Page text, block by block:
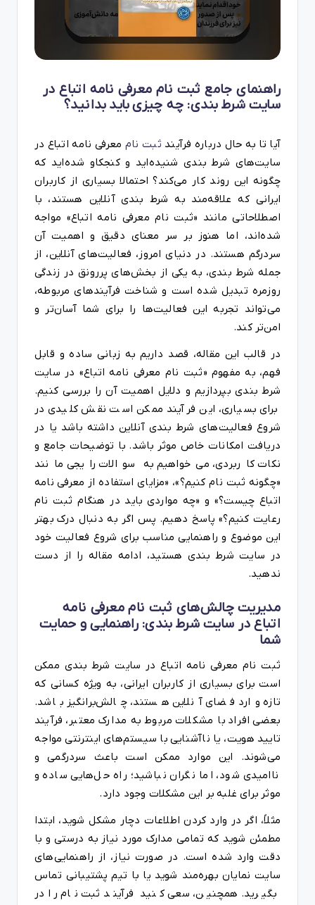
راهنمای جامع ثبت نام معرفی نامه اتباع در
سایت شرط بندی: چه چیزی باید بدانید؟
آیا تا به حال درباره فرآیند ثبت ناممعرفی نامه اتباع در
سایت‌های شرط بندی شنیده‌اید و کنجکاو شده‌اید که
چگونه این روند کار می‌کند؟ احتمالا بسیاری از کاربران
ایرانی که علاقه‌مند به شرط بندی آنلاین هستند، با
اصطلاحاتی مانند «ثبت نام معرفی نامه اتباع» مواجه
شده‌اند، اما هنوز بر سر معنای دقیق و اهمیت آن
سردرگم هستند. در دنیای امروز، فعالیت‌های آنلاین، از
جمله شرط بندی، به یکی از بخش‌های پررونق در زندگی
روزمره تبدیل شده است و شناخت فرآیندهای مربوطه،
می‌تواند تجربه این فعالیت‌ها را برای شما آسان‌تر و
امن‌تر کند.
در قالب این مقاله، قصد داریم به زبانی ساده و قابل
فهم، به مفهوم «ثبت نام معرفی نامه اتباع» در سایت
شرط بندی بپردازیم و دلایل اهمیت آن را بررسی کنیم.
برای بسیاری، این فرآیند ممکن است نقش کلیدی در
شروع فعالیت‌های شرط بندی آنلاین داشته باشد یا در
دریافت امکانات خاص موثر باشد. با توضیحات جامع و
نکات کاربردی، می‌خواهیم به سوالات رایجی مانند
«چگونه ثبت نام کنیم؟»، «مزایای استفاده از معرفی نامه
اتباع چیست؟» و «چه مواردی باید در هنگام ثبت نام
رعایت کنیم؟» پاسخ دهیم. پس اگر به دنبال درک بهتر
این موضوع و راهنمایی مناسب برای شروع فعالیت خود
در سایت شرط بندی هستید، ادامه مقاله را از دست
ندهید.
مدیریت چالش‌های ثبت نام معرفی نامه
اتباع در سایت شرط بندی: راهنمایی و حمایت
شما
ثبت نام معرفی نامه اتباع در سایت شرط بندی ممکن
است برای بسیاری از کاربران ایرانی، به ویژه کسانی که
تازه وارد فضای آنلاین هستند، چالش‌برانگیز باشد.
بعضی افراد با مشکلات مربوط به مدارک معتبر، فرآیند
تایید هویت، یا ناآشنایی با سیستم‌های اینترنتی مواجه
می‌شوند. این موارد ممکن است باعث سردرگمی و
ناامیدی شود، اما نگران نباشید؛ راه حل‌هایی ساده و
موثر برای غلبه بر این مشکلات وجود دارد.
مثلاً، اگر در وارد کردن اطلاعات دچار مشکل شوید، ابتدا
مطمئن شوید که تمامی مدارک مورد نیاز به درستی و با
دقت وارد شده است. در صورت نیاز، از راهنمایی‌های
سایت نمایان بهره‌مند شوید یا با تیم پشتیبانی تماس
بگیرید. همچنین، سعی کنید فرآیند ثبت نام را در